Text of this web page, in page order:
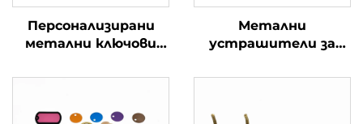
Персонализирани
метални ключови
неръждаема
Метални
устрашители за
черна котка с
мраморни очи